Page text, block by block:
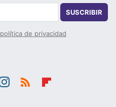
SUSCRIBIR
política de privacidad